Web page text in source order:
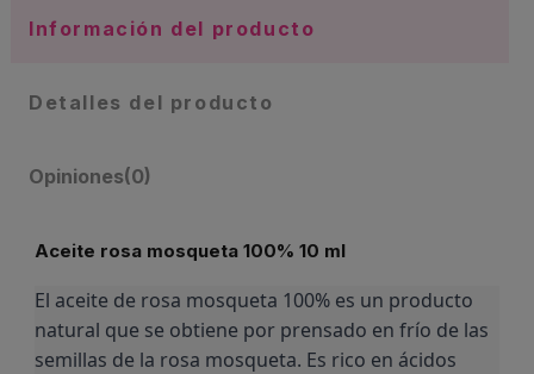
Información del producto
Detalles del producto
Opiniones(0)
Aceite rosa mosqueta 100% 10 ml
El aceite de rosa mosqueta 100% es un producto
natural que se obtiene por prensado en frío de las
semillas de la rosa mosqueta. Es rico en ácidos